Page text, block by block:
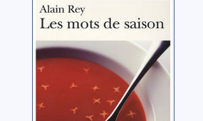
Les mots de
saison
Rey, Alain